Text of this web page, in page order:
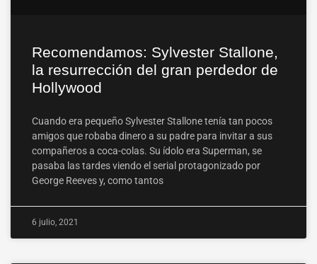
Recomendamos: Sylvester Stallone,
la resurrección del gran perdedor de
Hollywood
Cuando era pequeño Sylvester Stallone tenía tan pocos
amigos que robaba dinero a su padre para invitar a sus
compañeros a coca-colas. Su ídolo era Superman, se
pasaba las tardes viendo el serial protagonizado por
George Reeves y, como tantos
6 julio, 2021